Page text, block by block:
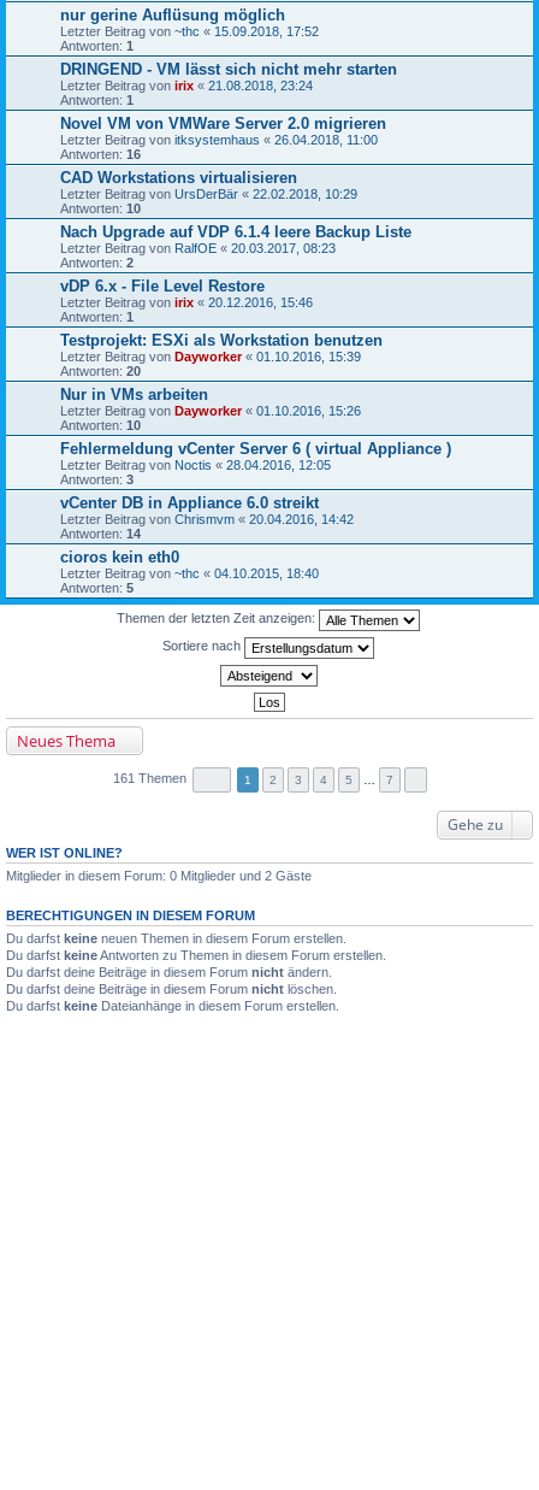
nur gerine Auflüsung möglich
Letzter Beitrag von ~thc « 15.09.2018, 17:52
Antworten: 1
DRINGEND - VM lässt sich nicht mehr starten
Letzter Beitrag von irix « 21.08.2018, 23:24
Antworten: 1
Novel VM von VMWare Server 2.0 migrieren
Letzter Beitrag von itksystemhaus « 26.04.2018, 11:00
Antworten: 16
CAD Workstations virtualisieren
Letzter Beitrag von UrsDerBär « 22.02.2018, 10:29
Antworten: 10
Nach Upgrade auf VDP 6.1.4 leere Backup Liste
Letzter Beitrag von RalfOE « 20.03.2017, 08:23
Antworten: 2
vDP 6.x - File Level Restore
Letzter Beitrag von irix « 20.12.2016, 15:46
Antworten: 1
Testprojekt: ESXi als Workstation benutzen
Letzter Beitrag von Dayworker« 01.10.2016, 15:39
Antworten: 20
Nur in VMs arbeiten
Letzter Beitrag von Dayworker« 01.10.2016, 15:26
Antworten: 10
Fehlermeldung vCenter Server 6 ( virtual Appliance )
Letzter Beitrag von Noctis « 28.04.2016, 12:05
Antworten: 3
vCenter DB in Appliance 6.0 streikt
Letzter Beitrag von Chrismvm « 20.04.2016, 14:42
Antworten: 14
cioros kein eth0
Letzter Beitrag von ~thc « 04.10.2015, 18:40
Antworten: 5
Themen der letzten Zeit anzeigen:
Sortiere nach
Neues Thema
161 Themen 1 2 3 4 5 7
Gehe zu
WER IST ONLINE?
Mitglieder in diesem Forum: 0 Mitglieder und 2 Gäste
BERECHTIGUNGEN IN DIESEM FORUM
Du darfst keine neuen Themen in diesem Forum erstellen.
Du darfst keineAntworten zu Themen in diesem Forum erstellen.
Du darfst deine Beiträge in diesem Forum nicht ändern.
Du darfst deine Beiträge in diesem Forum nicht löschen.
Du darfst keine Dateianhänge in diesem Forum erstellen.